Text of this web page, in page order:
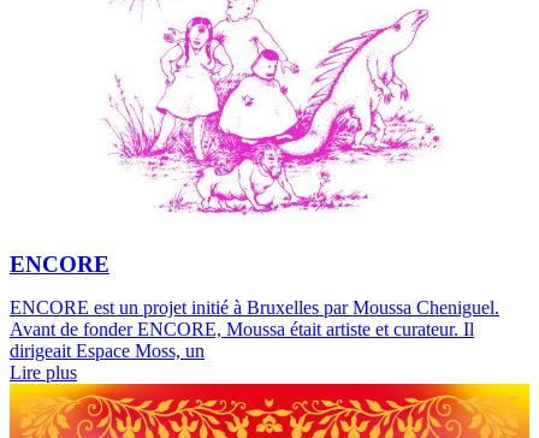
ENCORE
ENCORE est un projet initié à Bruxelles par Moussa Cheniguel.
Avant de fonder ENCORE, Moussa était artiste et curateur. Il
dirigeait Espace Moss, un
Lire plus